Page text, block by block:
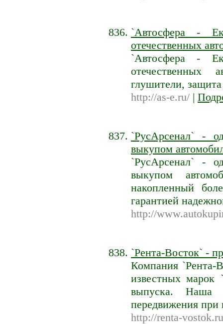
`Автосфера -
отечественных
`Автосфера -
отечественных
глушители,
http://as-e.ru/ |
`РусАрсенал` -
выкупом
`РусАрсенал` -
выкупом
накопленный
гарантией
http://
`Рента-Восток` -
Компания `Рента-
известных марок
выпуска. Наша
передвижения при
http://renta-